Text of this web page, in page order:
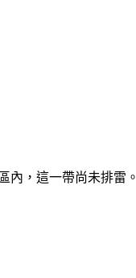
內，這一帶尚未排雷。